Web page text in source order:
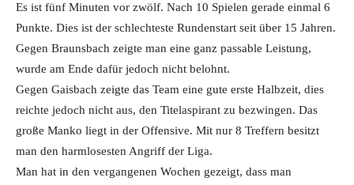
Es ist fünf Minuten vor zwölf. Nach 10 Spielen gerade einmal 6
Punkte. Dies ist der schlechteste Rundenstart seit über 15 Jahren.
Gegen Braunsbach zeigte man eine ganz passable Leistung,
wurde am Ende dafür jedoch nicht belohnt.
Gegen Gaisbach zeigte das Team eine gute erste Halbzeit, dies
reichte jedoch nicht aus, den Titelaspirant zu bezwingen. Das
große Manko liegt in der Offensive. Mit nur 8 Treffern besitzt
man den harmlosesten Angriff der Liga.
Man hat in den vergangenen Wochen gezeigt, dass man